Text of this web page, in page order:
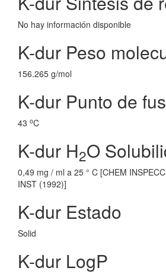
No hay información disponible
K-dur Peso
156.265 g/mol
K-dur Punto de
43 oC
K-dur H2O
0,49 mg / ml a 25 ° C [CHEM
INST (1992)]
K-dur Estado
Solid
K-dur LogP